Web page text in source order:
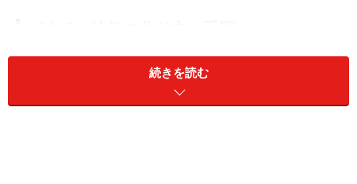
■パクチー冷ややっこの作り方
続きを読む